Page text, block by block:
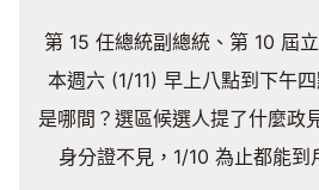
第 15 任總統副總統、第 10 屆
本週六 (1/11) 早上八點到下午
是哪間？選區候選人提了什麼政
身分證不見，1/10 為止都能